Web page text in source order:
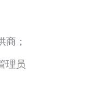
商；
理员